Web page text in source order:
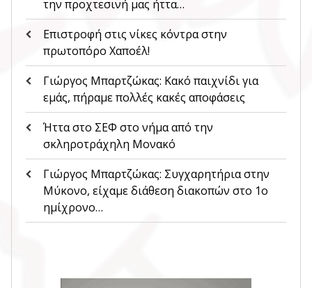
την προχτεσινή μας ήττα…
Επιστροφή στις νίκες κόντρα στην
πρωτοπόρο Χαποέλ!
Γιώργος Μπαρτζώκας: Κακό παιχνίδι για
εμάς, πήραμε πολλές κακές αποφάσεις
Ήττα στο ΣΕΦ στο νήμα από την
σκληροτράχηλη Μονακό
Γιώργος Μπαρτζώκας: Συγχαρητήρια στην
Μύκονο, είχαμε διάθεση διακοπών στο 1ο
ημίχρονο…